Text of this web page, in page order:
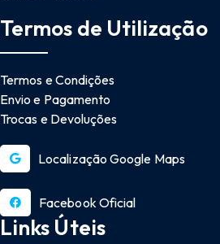
Termos de Utilização
Termos e Condições
Envio e Pagamento
Trocas e Devoluções
Localização Google Maps
Facebook Oficial
Links Úteis